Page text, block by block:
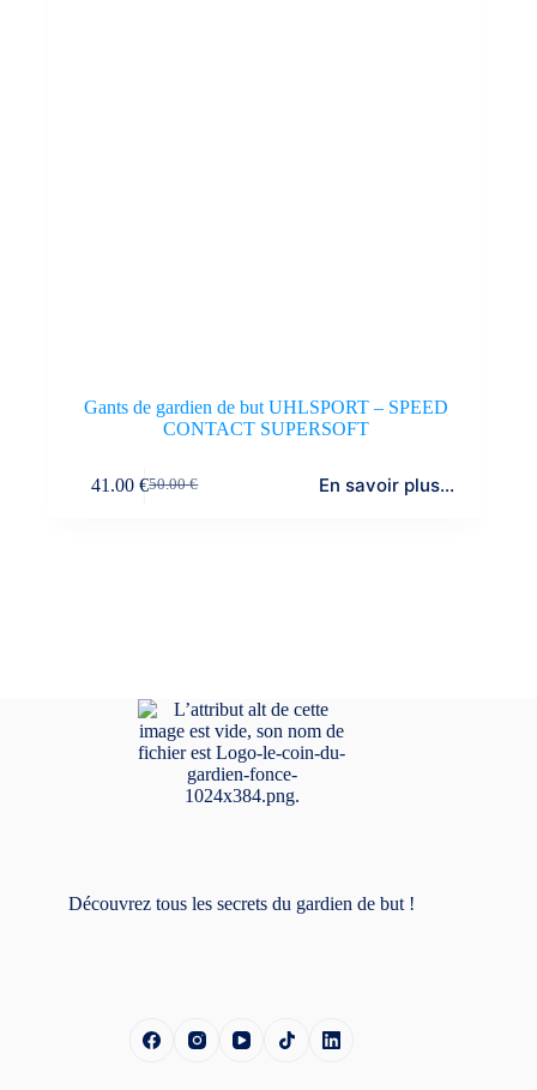
Gants de gardien de but UHLSPORT – SPEED
CONTACT SUPERSOFT
50.00€
41.00€ En savoir plus...
Découvrez tous les secrets du gardien de but !